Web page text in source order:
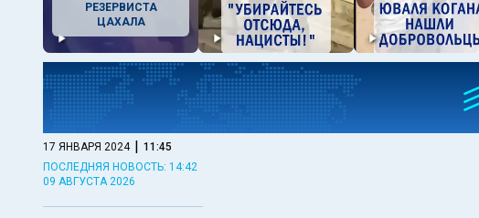
РЕЗЕРВИСТА
ЦАХАЛА
17 ЯНВАРЯ 2024 | 11:45
ПОСЛЕДНЯЯ НОВОСТЬ: 14:42
09 АВГУСТА 2026